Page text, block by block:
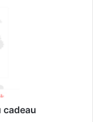
cadeau